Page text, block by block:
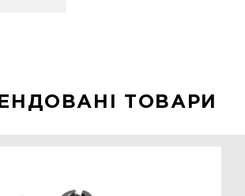
ТОВАРИ